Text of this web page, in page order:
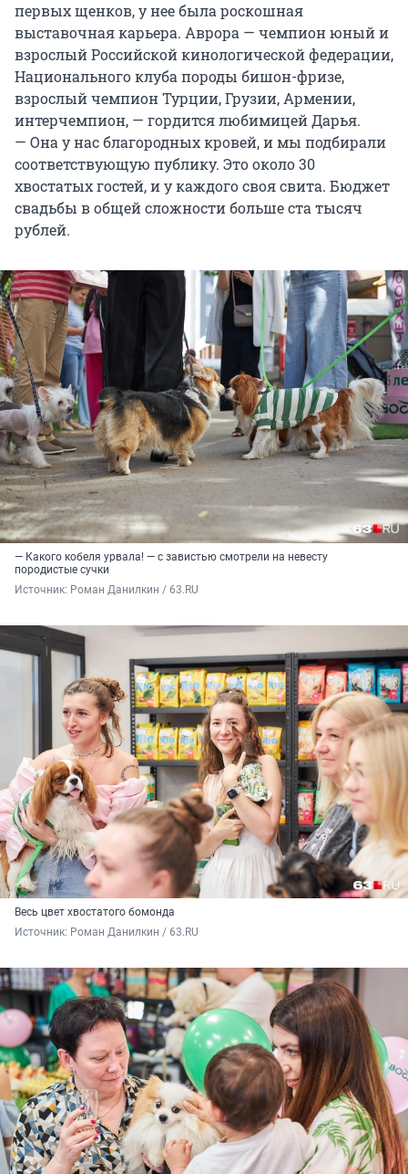
первых щенков, у нее была роскошная
выставочная карьера. Аврора — чемпион юный и
взрослый Российской кинологической федерации,
Национального клуба породы бишон-фризе,
взрослый чемпион Турции, Грузии, Армении,
интерчемпион, — гордится любимицей Дарья.
— Она у нас благородных кровей, и мы подбирали
соответствующую публику. Это около 30
хвостатых гостей, и у каждого своя свита. Бюджет
свадьбы в общей сложности больше ста тысяч
рублей.
— Какого кобеля урвала! — с завистью смотрели на невесту
породистые сучки
Источник: Роман Данилкин / 63.RU
Весь цвет хвостатого бомонда
Источник: Роман Данилкин / 63.RU